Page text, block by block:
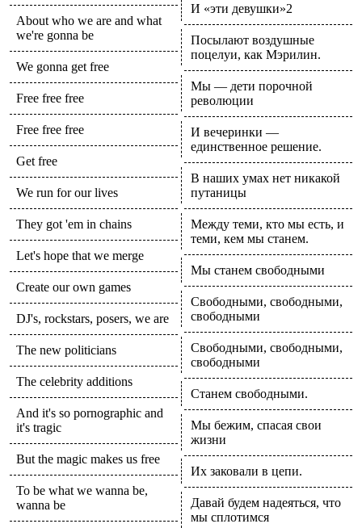
About who we are and what
we're gonna be
We gonna get free
Free free free
Free free free
Get free
We run for our lives
They got 'em in chains
Let's hope that we merge
Create our own games
DJ's, rockstars, posers, we are
The new politicians
The celebrity additions
And it's so pornographic and
it's tragic
But the magic makes us free
To be what we wanna be,
wanna be
И «эти девушки»2
Посылают воздушные
поцелуи, как Мэрилин.
Мы — дети порочной
революции
И вечеринки —
единственное решение.
В наших умах нет никакой
путаницы
Между теми, кто мы есть, и
теми, кем мы станем.
Мы станем свободными
Свободными, свободными,
свободными
Свободными, свободными,
свободными
Станем свободными.
Мы бежим, спасая свои
жизни
Их заковали в цепи.
Давай будем надеяться, что
мы сплотимся